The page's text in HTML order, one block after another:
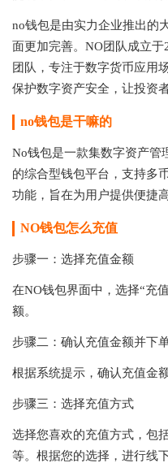
no钱包是由实力企业推出的
面更加完善。NO团队成立
团队，专注于数字货币应用
保护数字资产安全，让投资
no钱包是干嘛的
‌No钱包是一款集数字资产管
的综合型钱包平台‌，支持多
功能，旨在为用户提供便捷
NO钱包怎么充值
步骤一：选择充值金额
在NO钱包界面中，选择“充
额。
步骤二：确认充值金额并下
根据系统提示，确认充值金
步骤三：选择充值方式
选择您喜欢的充值方式，包
等。根据您的选择，进行线下